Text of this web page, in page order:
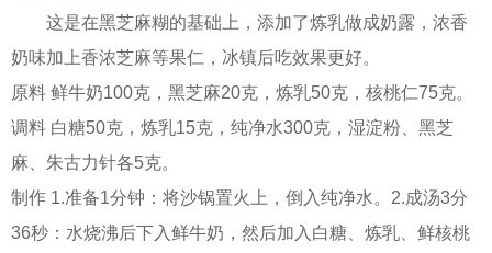
这是在黑芝麻糊的基础上，添加了炼乳做成奶露，浓香
奶味加上香浓芝麻等果仁，冰镇后吃效果更好。
原料 鲜牛奶100克，黑芝麻20克，炼乳50克，核桃仁75克。
调料 白糖50克，炼乳15克，纯净水300克，湿淀粉、黑芝
麻、朱古力针各5克。
制作 1.准备1分钟：将沙锅置火上，倒入纯净水。2.成汤3分
36秒：水烧沸后下入鲜牛奶，然后加入白糖、炼乳、鲜核桃